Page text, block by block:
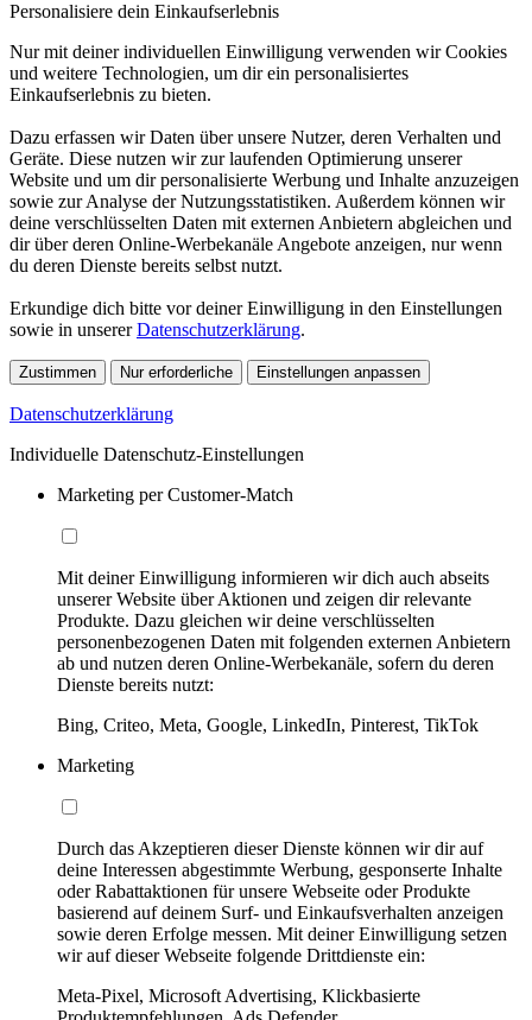
Personalisiere dein Einkaufserlebnis
Nur mit deiner individuellen Einwilligung verwenden wir Cookies
und weitere Technologien, um dir ein personalisiertes
Einkaufserlebnis zu bieten.
Dazu erfassen wir Daten über unsere Nutzer, deren Verhalten und
Geräte. Diese nutzen wir zur laufenden Optimierung unserer
Website und um dir personalisierte Werbung und Inhalte anzuzeigen
sowie zur Analyse der Nutzungsstatistiken. Außerdem können wir
deine verschlüsselten Daten mit externen Anbietern abgleichen und
dir über deren Online-Werbekanäle Angebote anzeigen, nur wenn
du deren Dienste bereits selbst nutzt.
Erkundige dich bitte vor deiner Einwilligung in den Einstellungen
sowie in unsererDatenschutzerklärung.
Zustimmen Nur erforderliche Einstellungen anpassen
Datenschutzerklärung
Individuelle Datenschutz-Einstellungen
Marketing per Customer-Match
Mit deiner Einwilligung informieren wir dich auch abseits
unserer Website über Aktionen und zeigen dir relevante
Produkte. Dazu gleichen wir deine verschlüsselten
personenbezogenen Daten mit folgenden externen Anbietern
ab und nutzen deren Online-Werbekanäle, sofern du deren
Dienste bereits nutzt:
Bing, Criteo, Meta, Google, LinkedIn, Pinterest, TikTok
Marketing
Durch das Akzeptieren dieser Dienste können wir dir auf
deine Interessen abgestimmte Werbung, gesponserte Inhalte
oder Rabattaktionen für unsere Webseite oder Produkte
basierend auf deinem Surf- und Einkaufsverhalten anzeigen
sowie deren Erfolge messen. Mit deiner Einwilligung setzen
wir auf dieser Webseite folgende Drittdienste ein:
Meta-Pixel, Microsoft Advertising, Klickbasierte